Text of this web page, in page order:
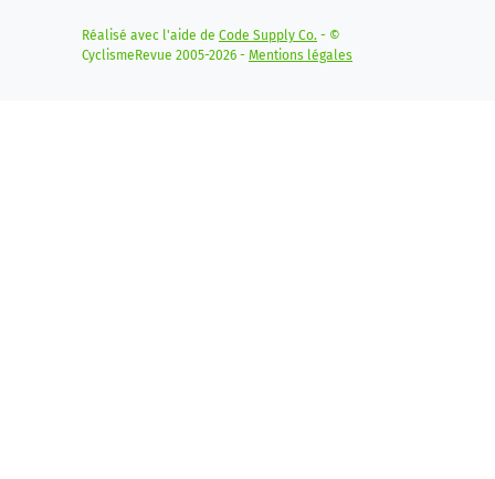
Réalisé avec l'aide de Code Supply Co. - ©
CyclismeRevue 2005-2026 - Mentions légales